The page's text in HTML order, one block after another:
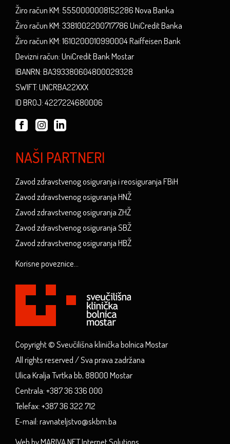
Žiro račun KM: 5550000008152286 Nova Banka
Žiro račun KM: 3381002200717786 UniCredit Banka
Žiro račun KM: 1610200010990004 Raiffeisen Bank
Devizni račun: UniCredit Bank Mostar
IBANRN: BA393380604800029328
SWIFT: UNCRBA22XXX
ID BROJ: 4227224680006
NAŠI PARTNERI
Zavod zdravstvenog osiguranja i reosiguranja FBiH
Zavod zdravstvenog osiguranja HNŽ
Zavod zdravstvenog osiguranja ZHŽ
Zavod zdravstvenog osiguranja SBŽ
Zavod zdravstvenog osiguranja HBŽ
Korisne poveznice...
Copyright © Sveučilišna klinička bolnica Mostar
All rights reserved / Sva prava zadržana
Ulica Kralja Tvrtka bb, 88000 Mostar
Centrala: +387 36 336 000
Telefax: +387 36 322 712
E-mail: ravnateljstvo@skbm.ba
Web by MARIVA.NET Internet Solutions